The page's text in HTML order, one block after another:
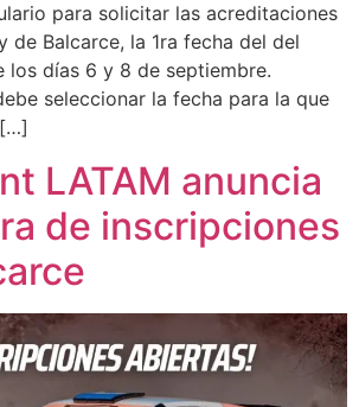
para solicitar las acreditaciones
de Balcarce, la 1ra fecha del del
los días 6 y 8 de septiembre.
seleccionar la fecha para la que
LATAM anuncia
de inscripciones